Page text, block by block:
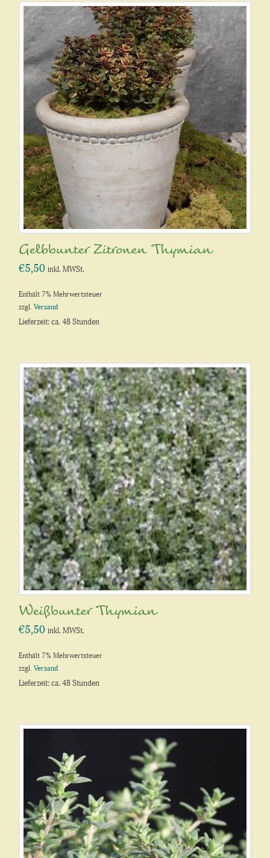
Gelbbunter Zitronen Thymian
€5,50 inkl. MWSt.
Enthält 7% Mehrwertsteuer
zzgl.Versand
Lieferzeit: ca. 48 Stunden
Weißbunter Thymian
€5,50 inkl. MWSt.
Enthält 7% Mehrwertsteuer
zzgl.Versand
Lieferzeit: ca. 48 Stunden